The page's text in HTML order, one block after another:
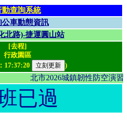
動查詢系統
公車動態資訊
北路)-捷運圓山站
[去程]
行政園區
17:37:20 )
北市2026城鎮韌性防空
已過